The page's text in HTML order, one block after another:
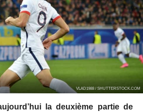
VLAD1988 / SHUTTERSTOCK.COM
la deuxième partie de